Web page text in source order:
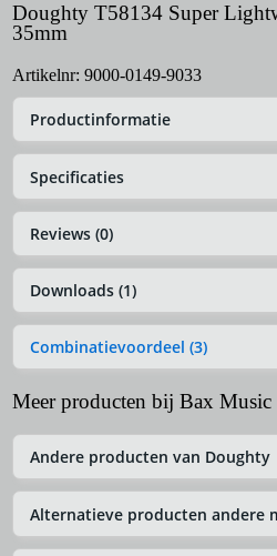
Doughty T58134 Super
35mm
Artikelnr: 9000-0149-9033
Productinformatie
Specificaties
Reviews (0)
Downloads (1)
Combinatievoordeel (3)
Meer producten bij Bax Music
Andere producten van Doughty
Alternatieve producten andere